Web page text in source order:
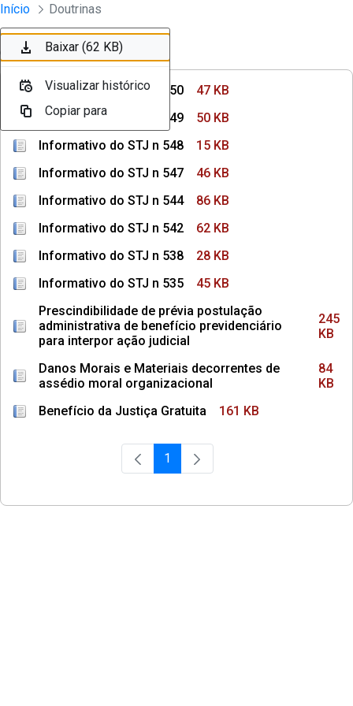
Pular para o Conteúdo principal
Instrumentos Jurídicos
Início Doutrinas
Ordenar Filtro
Informativo do STJ n 550
47 KB
Informativo do STJ n 549
50 KB
Informativo do STJ n 548
15 KB
Informativo do STJ n 547
46 KB
Informativo do STJ n 544
86 KB
Informativo do STJ n 542
62 KB
Informativo do STJ n 538
28 KB
Informativo do STJ n 535
45 KB
Prescindibilidade de prévia postulação
administrativa de benefício previdenciário
para interpor ação judicial
245
KB
Danos Morais e Materiais decorrentes de
assédio moral organizacional
84
KB
Benefício da Justiça Gratuita
161 KB
Página
1
Baixar (47 KB)
Visualizar histórico
Copiar para
Baixar (50 KB)
Visualizar histórico
Copiar para
Baixar (15 KB)
Visualizar histórico
Copiar para
Baixar (46 KB)
Visualizar histórico
Copiar para
Baixar (86 KB)
Visualizar histórico
Copiar para
Baixar (62 KB)
Visualizar histórico
Copiar para